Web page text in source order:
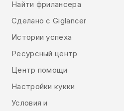
Найти фрилансера
Сделано с Giglancer
Истории успеха
Ресурсный центр
Центр помощи
Настройки кукки
Условия и